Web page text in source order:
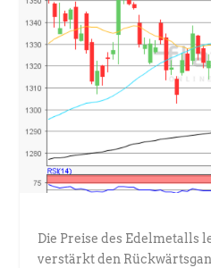
Die Preise des Edelmetalls
verstärkt den